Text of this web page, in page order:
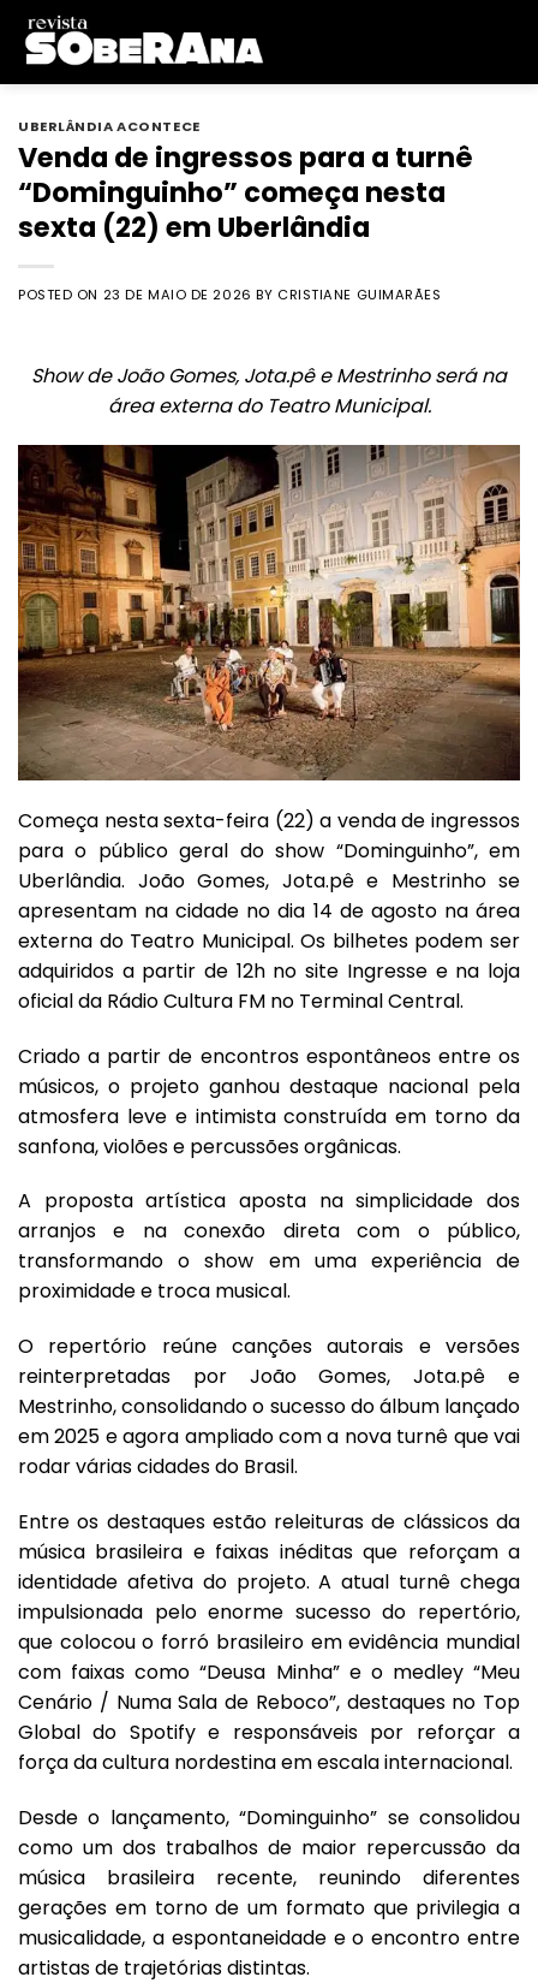
Skip
content
UBERLÂNDIA ACONTECE
Venda de ingressos para a turnê
“Dominguinho” começa nesta
sexta (22) em Uberlândia
POSTED ON 23 DE MAIO DE 2026 BY CRISTIANE GUIMARÃES
Show de João Gomes, Jota.pê e Mestrinho será na
área externa do Teatro Municipal.
Começa nesta sexta-feira (22) a venda de ingressos
para o público geral do show “Dominguinho”, em
Uberlândia. João Gomes, Jota.pê e Mestrinho se
apresentam na cidade no dia 14 de agosto na área
externa do Teatro Municipal. Os bilhetes podem ser
adquiridos a partir de 12h no site Ingressee na loja
oficial da Rádio Cultura FM no Terminal Central.
Criado a partir de encontros espontâneos entre os
músicos, o projeto ganhou destaque nacional pela
atmosfera leve e intimista construída em torno da
sanfona, violões e percussões orgânicas.
A proposta artística aposta na simplicidade dos
arranjos e na conexão direta com o público,
transformando o show em uma experiência de
proximidade e troca musical.
O repertório reúne canções autorais e versões
reinterpretadas por João Gomes, Jota.pê e
Mestrinho, consolidando o sucesso do álbum lançado
em 2025 e agora ampliado com a nova turnê que vai
rodar várias cidades do Brasil.
Entre os destaques estão releituras de clássicos da
música brasileira e faixas inéditas que reforçam a
identidade afetiva do projeto. A atual turnê chega
impulsionada pelo enorme sucesso do repertório,
que colocou o forró brasileiro em evidência mundial
com faixas como “Deusa Minha” e o medley “Meu
Cenário / Numa Sala de Reboco”, destaques no Top
Global do Spotify e responsáveis por reforçar a
força da cultura nordestina em escala internacional.
Desde o lançamento, “Dominguinho” se consolidou
como um dos trabalhos de maior repercussão da
música brasileira recente, reunindo diferentes
gerações em torno de um formato que privilegia a
musicalidade, a espontaneidade e o encontro entre
artistas de trajetórias distintas.